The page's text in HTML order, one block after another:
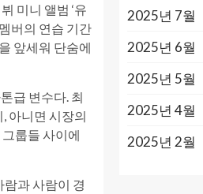
미니 앨범 ‘유
버의 연습 기간
앞세워 단숨에
급 변수다. 최
아니면 시장의
룹들 사이에
과 사람이 경
2025년 7월
2025년 6월
2025년 5월
2025년 4월
2025년 2월